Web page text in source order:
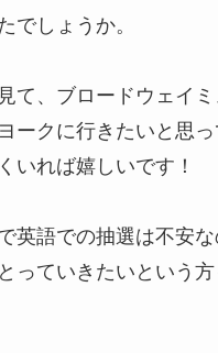
でしょうか。
て、ブロードウェイ
ークに行きたいと思
いれば嬉しいです！
英語での抽選は不安
っていきたいという